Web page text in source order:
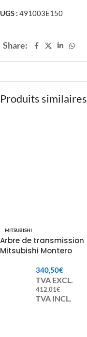
UGS : 491003E150
Share:
Produits similaires
MITSUBISHI
Arbre de transmission
Mitsubishi Montero
340,50€
TVA EXCL.
412,01€
TVA INCL.